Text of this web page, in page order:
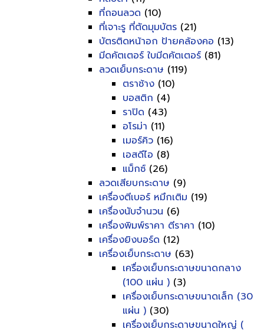
ที่ถอนลวด (10)
ที่เจาะรู ที่ตัดมุมบัตร (21)
บัตรติดหน้าอก ป้ายคล้องคอ (13)
มีดคัตเตอร์ ใบมีดคัตเตอร์ (81)
ลวดเย็บกระดาษ (119)
ตราช้าง (10)
บอสติก (4)
ราปิด (43)
อโรม่า (11)
เมอร์คิว (16)
เอสดีไอ (8)
แม็กซ์ (26)
ลวดเสียบกระดาษ (9)
เครื่องตีเบอร์ หมึกเติม (19)
เครื่องนับจำนวน (6)
เครื่องพิมพ์ราคา ตีราคา (10)
เครื่องยิงบอร์ด (12)
เครื่องเย็บกระดาษ (63)
เครื่องเย็บกระดาษขนาดกลาง
(100 แผ่น ) (3)
เครื่องเย็บกระดาษขนาดเล็ก (30
แผ่น ) (30)
เครื่องเย็บกระดาษขนาดใหญ่ (